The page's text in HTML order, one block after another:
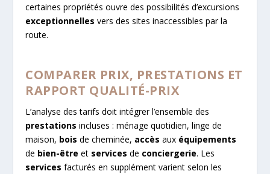
certaines propriétés ouvre des possibilités d’excursions
exceptionnelles vers des sites inaccessibles par la
route.
COMPARER PRIX, PRESTATIONS ET
RAPPORT QUALITÉ-PRIX
L’analyse des tarifs doit intégrer l’ensemble des
prestations incluses : ménage quotidien, linge de
maison, bois de cheminée, accès aux équipements
de bien-être et services de conciergerie. Les
services facturés en supplément varient selon les